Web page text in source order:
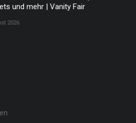
und mehr | Vanity Fair
2026